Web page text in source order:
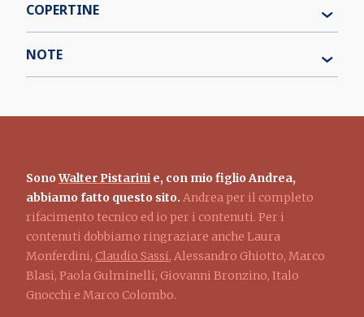
COPERTINE
NOTE
SonoWalter Pistarini e, con mio figlio Andrea,
abbiamo fatto questo sito. Andrea per il completo
rifacimento tecnico ed io per i contenuti. Per i
contenuti dobbiamo ringraziare anche Laura
Monferdini, Claudio Sassi, Alessandro Ghiotto, Marco
Blasi, Paola Gulminelli, Giovanni Bronzino, Italo
Gnocchi e Marco Colombo.